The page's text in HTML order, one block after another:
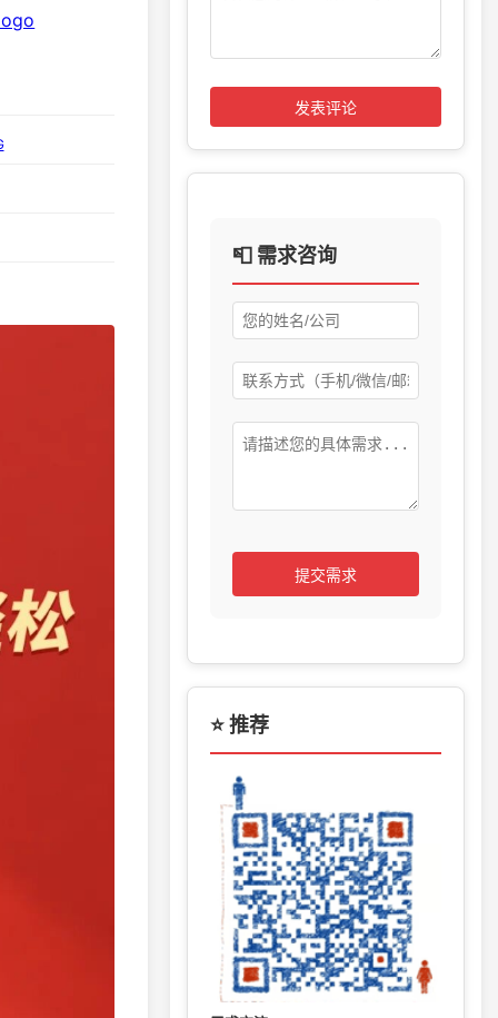
发表评论
📮 需求咨询
提交需求
⭐ 推荐